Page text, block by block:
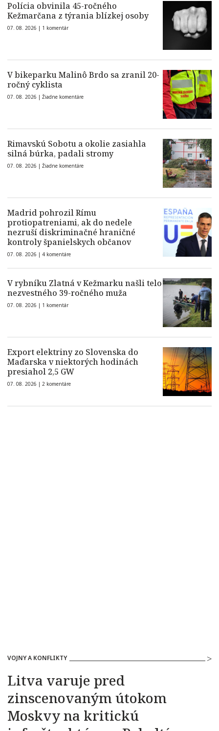
Polícia obvinila 45-ročného
Kežmarčana z týrania blízkej osoby
07. 08. 2026 | 1 komentár
V bikeparku Malinô Brdo sa zranil 20-
ročný cyklista
07. 08. 2026 | Žiadne komentáre
Rimavskú Sobotu a okolie zasiahla
silná búrka, padali stromy
07. 08. 2026 | Žiadne komentáre
Madrid pohrozil Rímu
protiopatreniami, ak do nedele
nezruší diskriminačné hraničné
kontroly španielskych občanov
07. 08. 2026 | 4 komentáre
V rybníku Zlatná v Kežmarku našli telo
nezvestného 39-ročného muža
07. 08. 2026 | 1 komentár
Export elektriny zo Slovenska do
Maďarska v niektorých hodinách
presiahol 2,5 GW
07. 08. 2026 | 2 komentáre
VOJNY A KONFLIKTY
Litva varuje pred
zinscenovaným útokom
Moskvy na kritickú